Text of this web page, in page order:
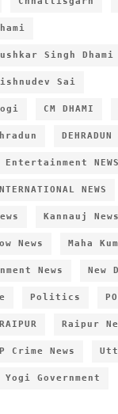
Singh Dhami
Sai
CM DHAMI
Entertainment NEWS
NEWS
Kannauj News
News Maha
News New
Politics
RAIPUR Raipur
Crime News
Yogi Government